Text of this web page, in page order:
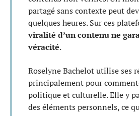
partagé sans contexte peut
quelques heures. Sur ces
viralité d’un contenu ne
véracité.
Roselyne Bachelot utilise ses
principalement pour
politique et culturelle. Elle y
des éléments personnels, ce